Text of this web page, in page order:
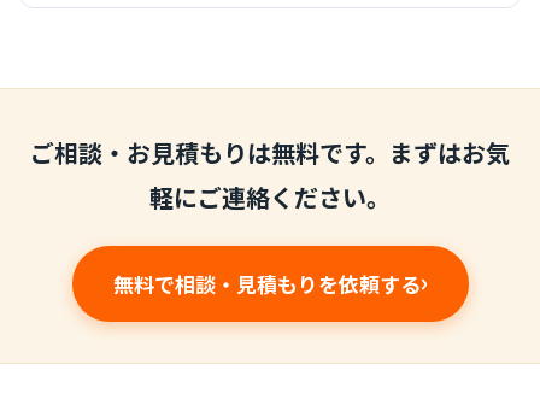
ご相談・お見積もりは無料です。まずはお気
軽にご連絡ください。
無料で相談・見積もりを依頼する